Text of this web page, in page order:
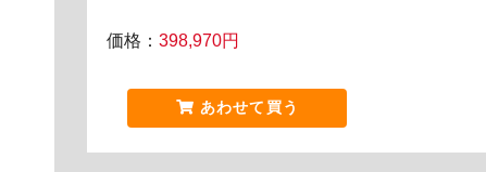
価格： 398,970円
あわせて買う